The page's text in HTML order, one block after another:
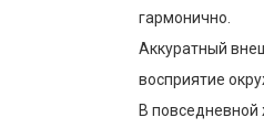
гармонично.
Аккуратный
восприятие
В